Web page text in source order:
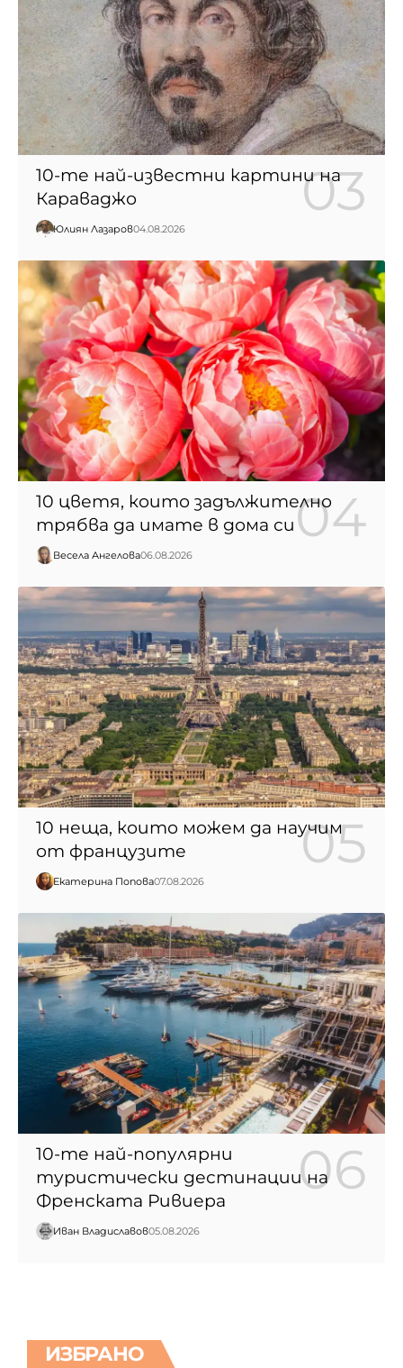
10-те най-известни картини на
Караваджо
Юлиян Лазаров04.08.2026
10 цветя, които задължително
трябва да имате в дома си
Весела Ангелова06.08.2026
10 неща, които можем да научим
от французите
Екатерина Попова07.08.2026
10-те най-популярни
туристически дестинации на
Френската Ривиера
Иван Владиславов05.08.2026
ИЗБРАНО